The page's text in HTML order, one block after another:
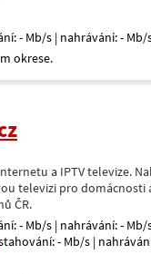
- Mb/s | nahrávání: - Mb/
okrese.
a IPTV televize.
televizi pro domácnosti
ČR.
- Mb/s | nahrávání: - Mb/
- Mb/s |